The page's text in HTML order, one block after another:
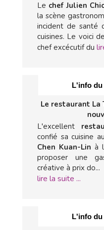
Le chef Julien
la scène
incident de santé
cuisines. Le voici
chef excécutif du
L'info du
Le restaurant La
L'excellent
confié sa cuisine
Chen Kuan-Lin à
proposer une
créative à prix do...
lire la suite ...
L'info du